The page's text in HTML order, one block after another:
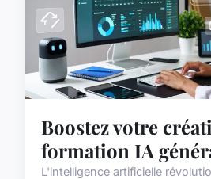
Boostez votre
formation IA
L'intelligence artificielle